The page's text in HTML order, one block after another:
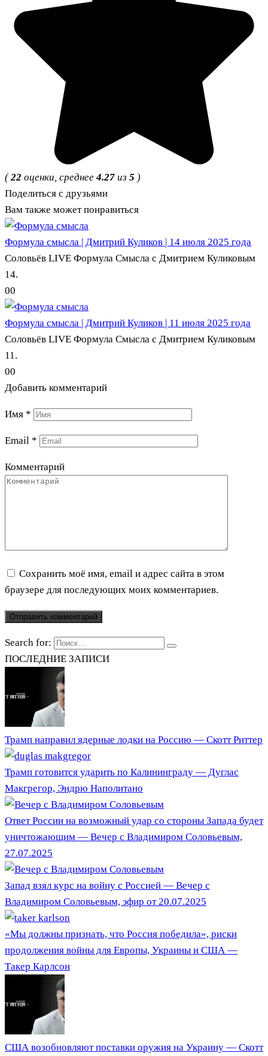
(22 оценки, среднее4.27 из 5 )
Поделиться с друзьями
Вам также может понравиться
Формула смысла | Дмитрий Куликов | 14 июля 2025 года
Соловьёв LIVE Формула Смысла с Дмитрием Куликовым
14.
00
Формула смысла | Дмитрий Куликов | 11 июля 2025 года
Соловьёв LIVE Формула Смысла с Дмитрием Куликовым
11.
00
Добавить комментарий
Имя *
Email *
Комментарий
Сохранить моё имя, email и адрес сайта в этом
браузере для последующих моих комментариев.
Search for:
ПОСЛЕДНИЕ ЗАПИСИ
Трамп направил ядерные лодки на Россию — Скотт Риттер
Трамп готовится ударить по Калининграду — Дуглас
Макгрегор, Эндрю Наполитано
Ответ России на возможный удар со стороны Запада будет
уничтожающим — Вечер с Владимиром Соловьевым,
27.07.2025
Запад взял курс на войну с Россией — Вечер с
Владимиром Соловьевым, эфир от 20.07.2025
«Мы должны признать, что Россия победила», риски
продолжения войны для Европы, Украины и США —
Такер Карлсон
США возобновляют поставки оружия на Украину — Скотт